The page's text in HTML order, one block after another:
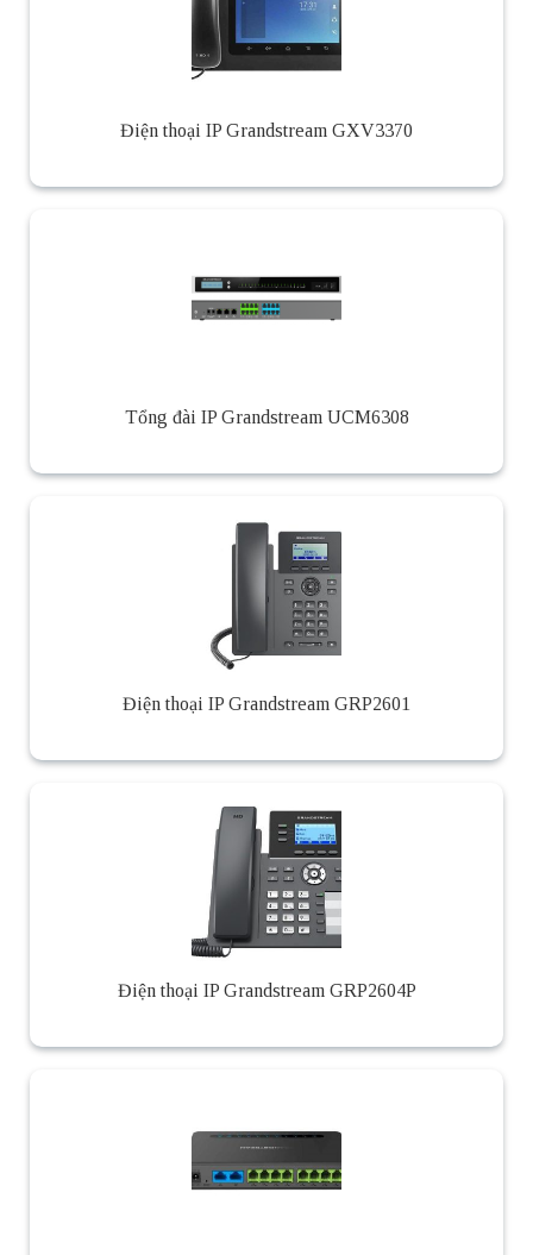
Điện thoại IP Grandstream GXV3370
Tổng đài IP Grandstream UCM6308
Điện thoại IP Grandstream GRP2601
Điện thoại IP Grandstream GRP2604P